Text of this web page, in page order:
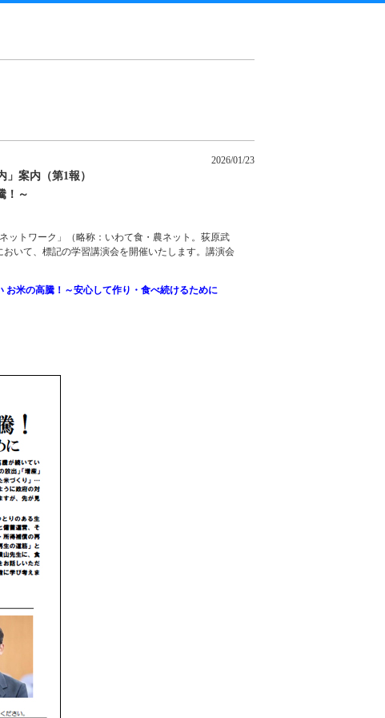
2026/01/23
案内（第1報）
！～
ットワーク」（略称：いわて食・農ネット。荻原武
いて、標記の学習講演会を開催いたします。講演会
米の高騰！～安心して作り・食べ続けるために